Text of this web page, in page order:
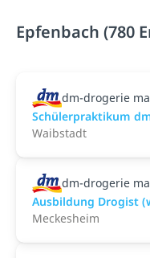
Epfenbach (780
dm-drogerie
Schülerpraktikum
Waibstadt
dm-drogerie
Ausbildung Drogist
Meckesheim